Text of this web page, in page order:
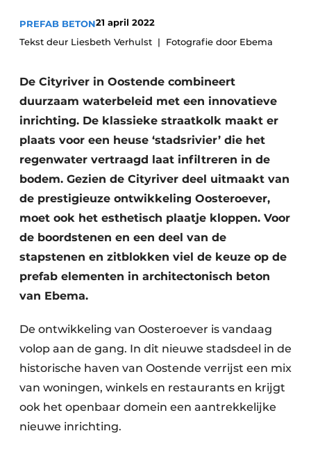
Vacature aanmelden
Video’s
PREFAB BETON21 april 2022
Tekst deur Liesbeth Verhulst
Fotografie door Ebema
De Cityriver in Oostende combineert
duurzaam waterbeleid met een innovatieve
inrichting. De klassieke straatkolk maakt er
plaats voor een heuse ‘stadsrivier’ die het
regenwater vertraagd laat infiltreren in de
bodem. Gezien de Cityriver deel uitmaakt van
de prestigieuze ontwikkeling Oosteroever,
moet ook het esthetisch plaatje kloppen. Voor
de boordstenen en een deel van de
stapstenen en zitblokken viel de keuze op de
prefab elementen in architectonisch beton
van Ebema.
De ontwikkeling van Oosteroever is vandaag
volop aan de gang. In dit nieuwe stadsdeel in de
historische haven van Oostende verrijst een mix
van woningen, winkels en restaurants en krijgt
ook het openbaar domein een aantrekkelijke
nieuwe inrichting.